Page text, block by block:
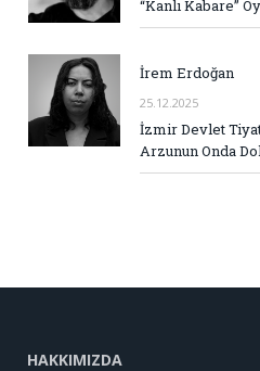
“Kanlı Kabare”
İrem Erdoğan
25.12.2025
İzmir Devlet
Arzunun Onda
HAKKIMIZDA